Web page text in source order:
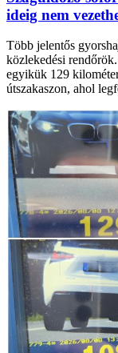
ideig nem
Több jelentős
közlekedési
egyikük 129
útszakaszon, ahol